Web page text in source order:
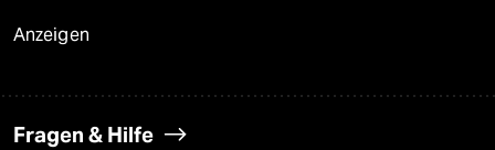
Anzeigen
Fragen & Hilfe